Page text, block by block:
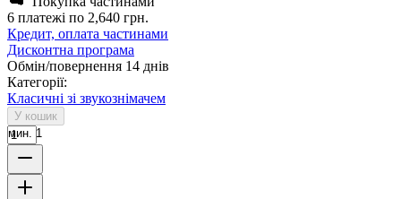
6 платежі по 2,640 грн.
Кредит, оплата частинами
Дисконтна програма
Обмін/повернення 14 днів
Категорії:
Класичні зі звукознімачем
У кошик
мин. 1